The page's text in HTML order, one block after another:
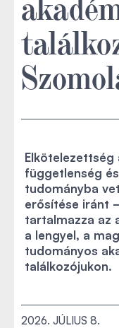
Elkötelezettség
függetlenség
tudományba
erősítése iránt
tartalmazza az
a lengyel, a
tudományos
találkozójukon.
2026. JÚLIUS 8.